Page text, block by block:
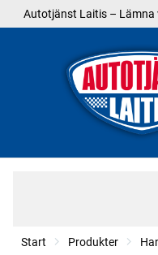
Autotjänst Laitis – Lämna
Start Produkter